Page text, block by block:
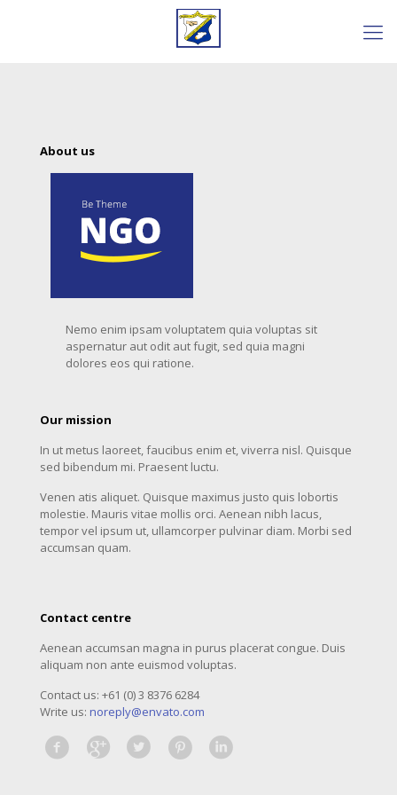
About us
Nemo enim ipsam voluptatem quia voluptas sit
aspernatur aut odit aut fugit, sed quia magni
dolores eos qui ratione.
Our mission
In ut metus laoreet, faucibus enim et, viverra nisl. Quisque
sed bibendum mi. Praesent luctu.
Venen atis aliquet. Quisque maximus justo quis lobortis
molestie. Mauris vitae mollis orci. Aenean nibh lacus,
tempor vel ipsum ut, ullamcorper pulvinar diam. Morbi sed
accumsan quam.
Contact centre
Aenean accumsan magna in purus placerat congue. Duis
aliquam non ante euismod voluptas.
Contact us: +61 (0) 3 8376 6284
Write us: noreply@envato.com